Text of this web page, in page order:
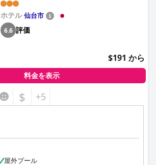
ホテル仙台市
6.6 評価
$191 から
料金を表示
$ +5
屋外プール